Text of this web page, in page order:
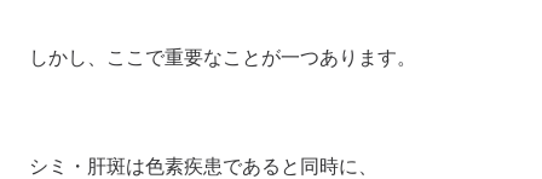
しかし、ここで重要なことが一つあります。
シミ・肝斑は色素疾患であると同時に、